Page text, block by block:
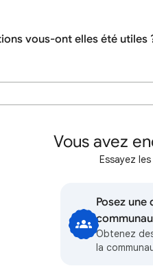
vous-ont elles été utiles
Vous avez
Essayez
Posez une
Obtenez
la